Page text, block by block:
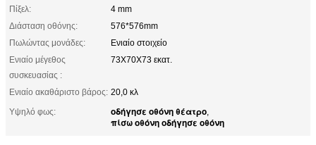
Πίξελ:
4 mm
Διάσταση οθόνης:
576*576mm
Πωλώντας μονάδες:
Ενιαίο στοιχείο
Ενιαίο μέγεθος
συσκευασίας :
73X70X73 εκατ.
Ενιαίο ακαθάριστο βάρος: 20,0 κλ
Υψηλό φως:
οδήγησε οθόνη θέατρο,
πίσω οθόνη οδήγησε οθόνη